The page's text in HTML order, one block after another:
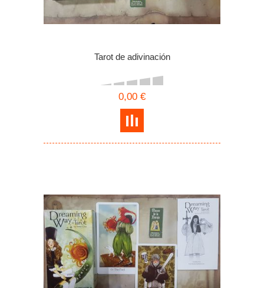
Tarot de adivinación
0,00 €